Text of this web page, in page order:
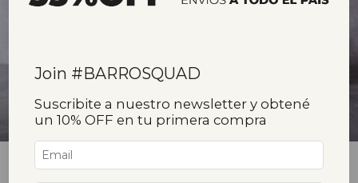
Cazuelas y Tarteras
Ordenar
Filtrar
Join #BARROSQUAD
Suscribite a nuestro newsletter y obtené
un 10% OFF en tu primera compra